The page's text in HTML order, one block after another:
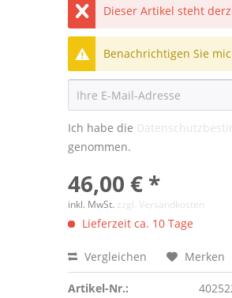
Dieser Artikel steht
Benachrichtigen Sie
Ich habe die
genommen.
46,00 € *
inkl. MwSt. zzgl. Versandkosten
Lieferzeit ca. 10 Tage
Vergleichen Merken
Artikel-Nr.: